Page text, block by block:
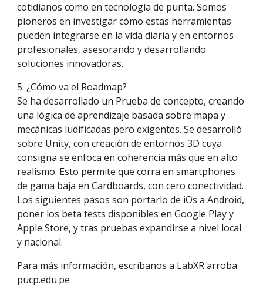
cotidianos como en tecnología de punta. Somos
pioneros en investigar cómo estas herramientas
pueden integrarse en la vida diaria y en entornos
profesionales, asesorando y desarrollando
soluciones innovadoras.
5. ¿Cómo va el Roadmap?
Se ha desarrollado un Prueba de concepto, creando
una lógica de aprendizaje basada sobre mapa y
mecánicas ludificadas pero exigentes. Se desarrolló
sobre Unity, con creación de entornos 3D cuya
consigna se enfoca en coherencia más que en alto
realismo. Esto permite que corra en smartphones
de gama baja en Cardboards, con cero conectividad.
Los siguientes pasos son portarlo de iOs a Android,
poner los beta tests disponibles en Google Play y
Apple Store, y tras pruebas expandirse a nivel local
y nacional.
Para más información, escríbanos a LabXR arroba
pucp.edu.pe